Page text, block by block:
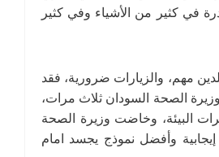
في كثير من الأشياء وفي كثير
مهم، والزيارات ضرورية، فقد
الصحة السودان ثلاث مرات،
البيئة، وخاضت وزيرة الصحة
وأفضل نموذج يجسد امام